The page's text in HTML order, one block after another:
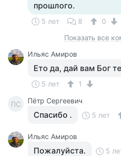
прошлого.
5 лет 8
0
Показать все
Ильяс Амиров
Ето да, дай вам Бог
5 лет 1
ПС Пётр Сергеевич
Спасибо . 5 лет
Ильяс Амиров
Пожалуйста. 5